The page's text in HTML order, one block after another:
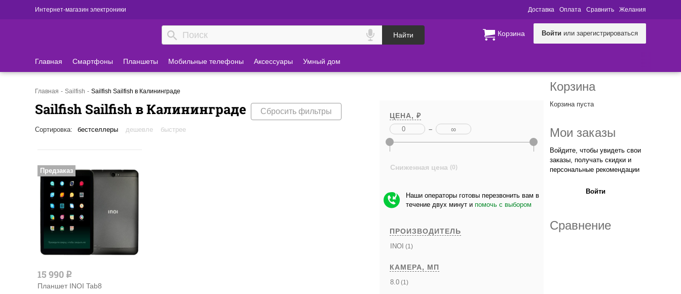
Интернет-магазин электроники Доставка Оплата Сравнить Желания
Найти Корзина Войти или зарегистрироваться
Главная Смартфоны Планшеты Мобильные телефоны Аксессуары Умный дом
Главная Sailfish Sailfish Sailfish в Калининграде
Sailfish Sailfish в Калининграде Сбросить фильтры
Сортировка: бестселлеры дешевле быстрее
15 990 q
Планшет INOI Tab8
Предзаказ
ЦЕНА, ₽
–
Сниженная цена (0)
Наши операторы готовы перезвонить вам в
течение двух минут и помочь с выбором
ПРОИЗВОДИТЕЛЬ
INOI (1)
КАМЕРА, МП
8.0 (1)
Корзина
Корзина пуста
Мои заказы
Войдите, чтобы увидеть свои
заказы, получать скидки и
персональные рекомендации
Войти
Сравнение